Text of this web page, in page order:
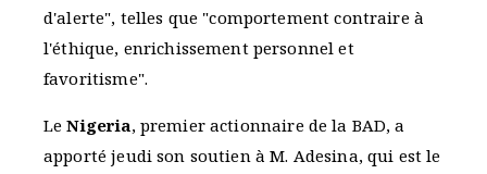
d'alerte", telles que "comportement contraire à
l'éthique, enrichissement personnel et
favoritisme".
LeNigeria, premier actionnaire de la BAD, a
apporté jeudi son soutien à M. Adesina, qui est le